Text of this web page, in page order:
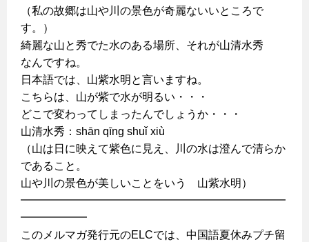
（私の故郷は山や川の景色が奇麗ないいところで
す。）
綺麗な山と秀でた水のある場所、それが山清水秀
なんですね。
日本語では、山紫水明と言いますね。
こちらは、山が紫で水が明るい・・・
どこで変わってしまったんでしょうか・・・
山清水秀：shān qīng shuǐ xiù
（山は日に映えて紫色に見え、川の水は澄んで清らか
であること。
山や川の景色が美しいことをいう 山紫水明）
━━━━━━━━━━━━━━━━━━━━━━━━
━━━━━━
このメルマガ発行元のELCでは、中国語夏休みプチ留